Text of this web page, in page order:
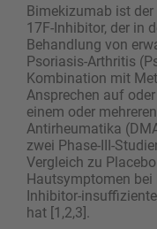
Bimekizumab ist
17F-Inhibitor, der in
Behandlung von
Psoriasis-Arthritis
Kombination mit
Ansprechen auf
einem oder
Antirheumatika
zwei Phase-III-
Vergleich zu
Hautsymptomen
Inhibitor-
hat [1,2,3].